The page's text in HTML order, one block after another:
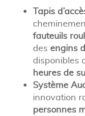
Tapis
fauteuils
des engins
disponibles
heures de
Système
innovation
personnes